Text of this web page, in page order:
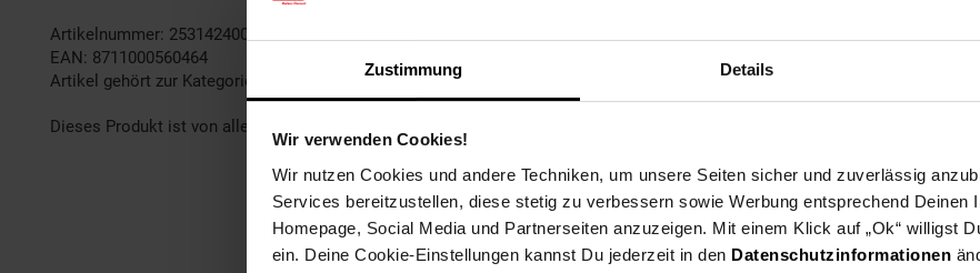
Zustimmung Details
Wir verwenden Cookies!
Wir nutzen Cookies und andere Techniken, um unsere Seiten sicher und zuverlässig
Services bereitzustellen, diese stetig zu verbessern sowie Werbung entsprechend Deinen
Homepage, Social Media und Partnerseiten anzuzeigen. Mit einem Klick auf „Ok“ willigst
ein. Deine Cookie-Einstellungen kannst Du jederzeit in den Datenschutzinformationen
Artikelnummer: 2531424000
EAN: 8711000560464
Artikel gehört zur Kategorie:
Dieses Produkt ist von allen Gutscheinaktionen ausgeschlossen.